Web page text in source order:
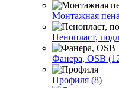
Монтажная пена
Пенопласт,
Фанера, OSB
Профиля (8)